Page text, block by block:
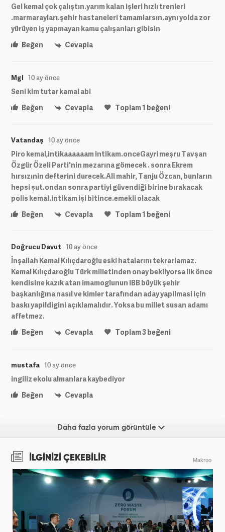
Gel kemal çok çalıştın.yarım kalan işleri hızlı trenleri
.marmarayları.şehir hastaneleri tamamlarsın.aynı yolda zor
yürüyen iş yapmayan kamu çalışanları gibisin
Beğen
Cevapla
Mgl 10 ay önce
Seni kim tutar kamal abi
Beğen
Cevapla Toplam1 beğeni
Vatandaş 10 ay önce
Piro kemal,intikaaaaaam intikam.onceGayri meşru Tavşan
Özgür Özeli Parti'nin mezarına gömecek . sonra Ekrem
hırsızınin defterini durecek.Ali mahir, Tanju Özcan, bunların
hepsi şut.ondan sonra partiyi güvendiği birine bırakacak
polis kemal.intikam işi bitince.emekli olacak
Beğen
Cevapla Toplam1 beğeni
Doğrucu Davut 10 ay önce
İnşallah Kemal Kılıçdaroğlu eski hatalarını tekrarlamaz.
Kemal Kılıçdaroğlu Türk milletinden onay bekliyorsa ilk önce
kendisine kazık atan imamoglunun IBB büyük şehir
başkanlığına nasıl ve kimler tarafından aday yapilmasi için
baskı yapildigini açıklamalıdır. Yoksa bu millet susan adamı
affetmez.
Beğen
Cevapla Toplam3beğeni
mustafa 10 ay önce
ingiliz ekolu almanlara kaybediyor
Beğen
Cevapla
Daha fazla yorum görüntüle
İLGİNİZİ ÇEKEBİLİR Makroo